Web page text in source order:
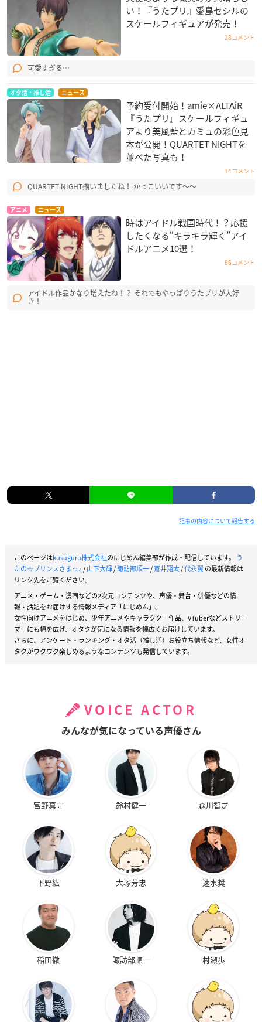
い！『うたプリ』愛島セシルの
スケールフィギュアが発売！
28コメント
可愛すぎる…
オタ活・推し活 ニュース
予約受付開始！amie×ALTAiR
『うたプリ』スケールフィギュ
アより美風藍とカミュの彩色見
本が公開！QUARTET NIGHT​を
並べた写真も！
14コメント
QUARTET NIGHT揃いましたね！ かっこいいです〜〜
アニメ ニュース
時はアイドル戦国時代！？応援
したくなる“キラキラ輝く”アイ
ドルアニメ10選！
86コメント
アイドル作品かなり増えたね！？ それでもやっぱりうたプリが大好
き！
記事の内容について報告する
このページはkusuguru株式会社のにじめん編集部が作成・配信しています。
う
たの☆プリンスさまっ♪/山下大輝/諏訪部順一/蒼井翔太/代永翼の最新情報は
リンク先をご覧ください。
アニメ・ゲーム・漫画などの2次元コンテンツや、声優・舞台・俳優などの情
報・話題をお届けする情報メディア「にじめん」。
女性向けアニメをはじめ、少年アニメやキャラクター作品、VTuberなどストリー
マーにも幅を広げ、オタクが気になる情報を幅広くお届けしています。
さらに、アンケート・ランキング・オタ活（推し活）お役立ち情報など、女性オ
タクがワクワク楽しめるようなコンテンツも発信しています。
VOICE ACTOR
みんなが気になっている声優さん
宮野真守 鈴村健一 森川智之
下野紘 大塚芳忠 速水奨
稲田徹 諏訪部順一 村瀬歩